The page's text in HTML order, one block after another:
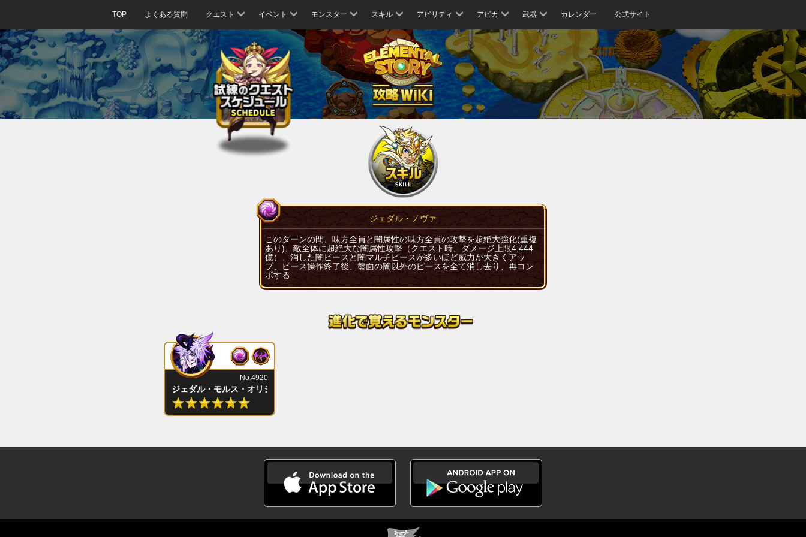
TOP よくある質問 クエスト イベント モンスター スキル アビリティ アビカ 武器 カレンダー 公式サイト
ジェダル・ノヴァ
このターンの間、味方全員と闇属性の味方全員の攻撃を超絶大強化(重複
あり)、敵全体に超絶大な闇属性攻撃（クエスト時、ダメージ上限4,444
億）、消した闇ピースと闇マルチピースが多いほど威力が大きくアッ
プ、ピース操作終了後、盤面の闇以外のピースを全て消し去り、再コン
ボする
ジェダル・モルス・オリジン
No.4920